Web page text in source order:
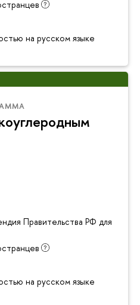
на русском языке
Правительства РФ для
на русском языке